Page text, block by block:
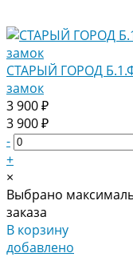
СТАРЫЙ ГОРОД
замок
3 900 ₽
3 900 ₽
-
+
×
Выбрано
заказа
В корзину
добавлено